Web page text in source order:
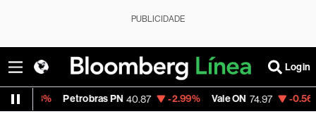
PUBLICIDADE
Login
Petrobras PN 40.87 -2.99% Vale ON 74.97 -0.56% Itaú PN